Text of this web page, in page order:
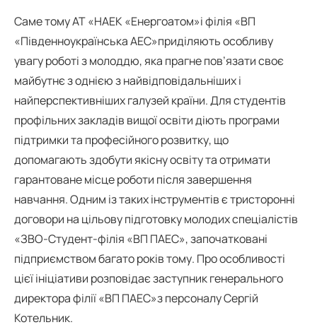
Саме тому АТ «НАЕК «Енергоатом»і філія «ВП
«Південноукраїнська АЕС»приділяють особливу
увагу роботі з молоддю, яка прагне пов’язати своє
майбутнє з однією з найвідповідальніших і
найперспективніших галузей країни. Для студентів
профільних закладів вищої освіти діють програми
підтримки та професійного розвитку, що
допомагають здобути якісну освіту та отримати
гарантоване місце роботи після завершення
навчання. Одним із таких інструментів є тристоронні
договори на цільову підготовку молодих спеціалістів
«ЗВО-Студент-філія «ВП ПАЕС», започатковані
підприємством багато років тому. Про особливості
цієї ініціативи розповідає заступник генерального
директора філії «ВП ПАЕС»з персоналу Сергій
Котельник.